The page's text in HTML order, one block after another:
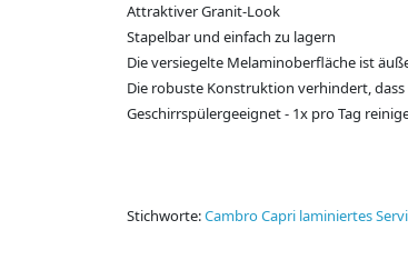
Attraktiver Granit-Look
Stapelbar und einfach zu lagern
Die versiegelte Melaminoberfläche ist
Die robuste Konstruktion verhindert,
Geschirrspülergeeignet - 1x pro Tag
Stichworte:Cambro Capri laminiertes